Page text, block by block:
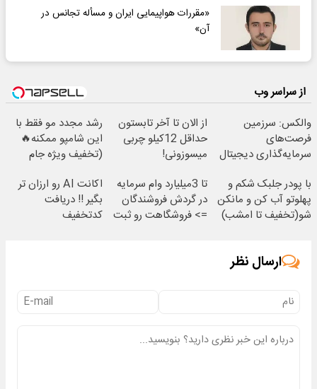
«مقررات هواپیمایی ایران و مسأله تجانس در
آن»
از سراسر وب
والکس: سرزمین
فرصت‌های
سرمایه‌گذاری دیجیتال
از الان تا آخر تابستون
حداقل 12کیلو چربی
میسوزونی!
رشد مجدد مو فقط با
این شامپو ممکنه🔥
(تخفیف ویژه جام
با پودر جلبک شکم و
پهلوتو آب کن و مانکن
شو(تخفیف تا امشب)
تا 3میلیارد وام سرمایه
در گردش فروشندگان
=> فروشگاهت رو ثبت
اکانت AI رو ارزان تر
بگیر !! دریافت
کدتخفیف
ارسال نظر